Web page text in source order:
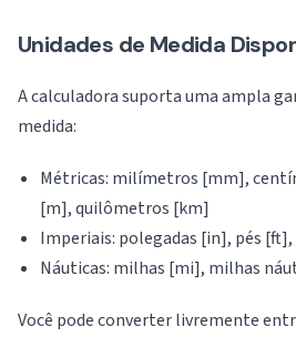
Unidades de Medida
A calculadora suporta uma ampla
medida:
Métricas: milímetros [mm],
[m], quilômetros [km]
Imperiais: polegadas [in], pés [ft],
Náuticas: milhas [mi], milhas
Você pode converter livremente